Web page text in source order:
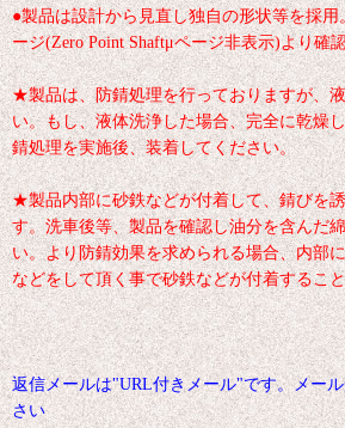
●製品は設計から見直し独自の形状等を採
ージ(Zero Point Shaftμページ非表示)より確
★製品は、防錆処理を行っておりますが、
い。もし、液体洗浄した場合、完全に乾燥
錆処理を実施後、装着してください。
★製品内部に砂鉄などが付着して、錆びを
す。洗車後等、製品を確認し油分を含んだ
い。より防錆効果を求められる場合、内部
などをして頂く事で砂鉄などが付着するこ
返信メールは"URL付きメール"です。メー
さい